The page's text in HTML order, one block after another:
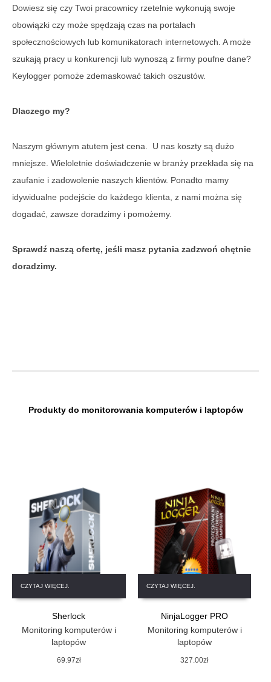
Dowiesz się czy Twoi pracownicy rzetelnie wykonują swoje
obowiązki czy może spędzają czas na portalach
społecznościowych lub komunikatorach internetowych. A może
szukają pracy u konkurencji lub wynoszą z firmy poufne dane?
Keylogger pomoże zdemaskować takich oszustów.
Dlaczego my?
Naszym głównym atutem jest cena. U nas koszty są dużo
mniejsze. Wieloletnie doświadczenie w branży przekłada się na
zaufanie i zadowolenie naszych klientów. Ponadto mamy
idywidualne podejście do każdego klienta, z nami można się
dogadać, zawsze doradzimy i pomożemy.
Sprawdź naszą ofertę, jeśli masz pytania zadzwoń chętnie
doradzimy.
Produkty do monitorowania komputerów i laptopów
CZYTAJ WIĘCEJ.
Sherlock
Monitoring komputerów i
laptopów
69.97zł
CZYTAJ WIĘCEJ.
NinjaLogger PRO
Monitoring komputerów i
laptopów
327.00zł